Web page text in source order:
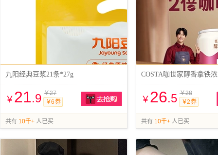
九阳经典豆浆21条*27g
￥ 21.9 ￥27
￥6 券
共有 10千+ 人已买
￥ 26.5 ￥28
￥2 券
共有 10千+ 人已买